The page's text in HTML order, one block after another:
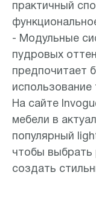
практичный
- Модульные
пудровых
предпочитает
использование
На сайте
мебели в
популярный
чтобы выбрать
создать